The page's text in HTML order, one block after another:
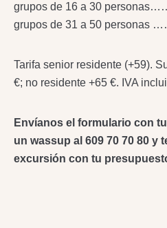
grupos de 16 a 30
grupos de 31 a 50 personas
Tarifa senior residente (+59).
€; no residente +65 €. IVA
Envíanos el formulario con
un wassup al 609 70 70 80 y
excursión con tu